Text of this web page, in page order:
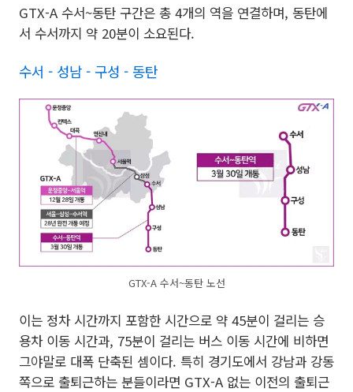
GTX-A 수서~동탄 구간은 총 4개의 역을 연결하며, 동탄에
서 수서까지 약 20분이 소요된다.
수서 - 성남 - 구성 - 동탄
GTX-A 수서~동탄 노선
이는 정차 시간까지 포함한 시간으로 약 45분이 걸리는 승
용차 이동 시간과, 75분이 걸리는 버스 이동 시간에 비하면
그야말로 대폭 단축된 셈이다. 특히 경기도에서 강남과 강동
쪽으로 출퇴근하는 분들이라면 GTX-A 없는 이전의 출퇴근